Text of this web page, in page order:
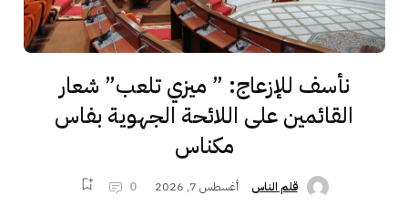
نأسف للإزعاج: ” ميزي تلعب” شعار
القائمين على اللائحة الجهوية بفاس
مكناس
قلم الناس أغسطس 7, 2026 0